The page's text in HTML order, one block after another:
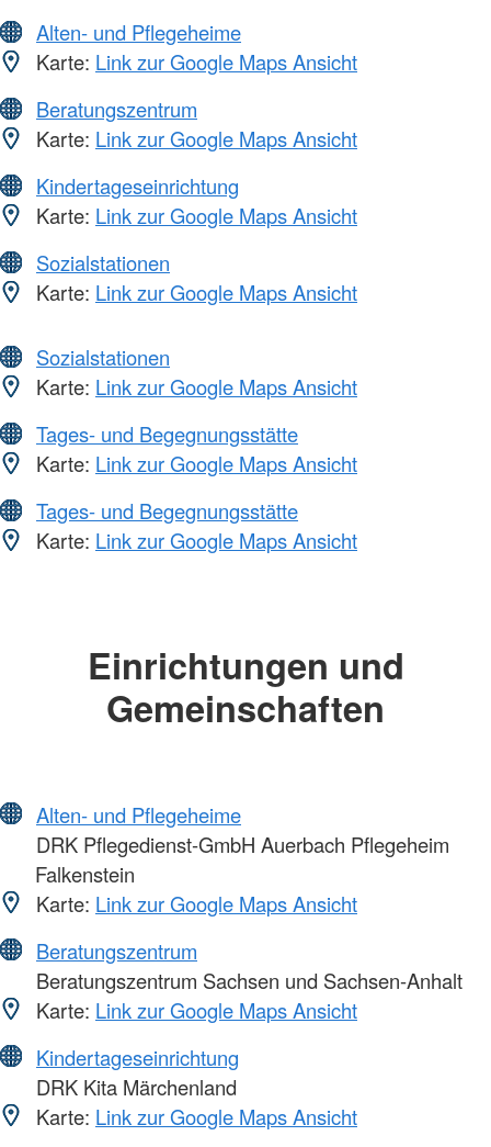
Alten- und Pflegeheime
Karte: Link zur Google Maps Ansicht
Beratungszentrum
Karte: Link zur Google Maps Ansicht
Kindertageseinrichtung
Karte: Link zur Google Maps Ansicht
Sozialstationen
Karte: Link zur Google Maps Ansicht
Sozialstationen
Karte: Link zur Google Maps Ansicht
Tages- und Begegnungsstätte
Karte: Link zur Google Maps Ansicht
Tages- und Begegnungsstätte
Karte: Link zur Google Maps Ansicht
Einrichtungen und
Gemeinschaften
Alten- und Pflegeheime
DRK Pflegedienst-GmbH Auerbach Pflegeheim
Falkenstein
Karte: Link zur Google Maps Ansicht
Beratungszentrum
Beratungszentrum Sachsen und Sachsen-Anhalt
Karte: Link zur Google Maps Ansicht
Kindertageseinrichtung
DRK Kita Märchenland
Karte: Link zur Google Maps Ansicht